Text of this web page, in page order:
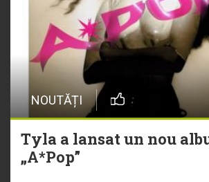
NOUTĂȚI
Tyla a lansat un nou
„A*Pop”